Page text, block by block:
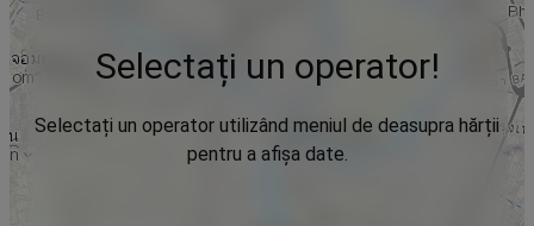
Selectați un operator!
Selectați un operator utilizând meniul de deasupra hărții
pentru a afișa date.